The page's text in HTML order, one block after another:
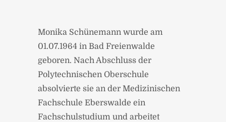
Monika Schünemann wurde am
01.07.1964 in Bad Freienwalde
geboren. Nach Abschluss der
Polytechnischen Oberschule
absolvierte sie an der Medizinischen
Fachschule Eberswalde ein
Fachschulstudium und arbeitet